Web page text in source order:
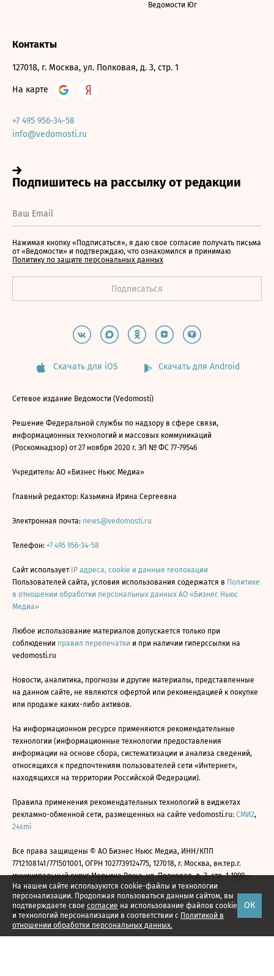
На нашем сайте используются cookie-файлы и технологии
персонализации. Продолжая пользоваться данным сайтом, вы
подтверждаете свое согласие на использование файлов cookie
и технологий персонализации в соответствии с Политикой в
отношении обработки персональных данных.
ОК
Ведомости Юг
Контакты
127018, г. Москва, ул. Полковая, д. 3, стр. 1
На карте
+7 495 956-34-58
info@vedomosti.ru
Нажимая кнопку «Подписаться», я даю свое согласие получать письма
от «Ведомости» и подтверждаю, что ознакомился и принимаю
Политику по защите персональных данных
Скачать для iOS Скачать для Android
Сетевое издание Ведомости (Vedomosti)
Решение Федеральной службы по надзору в сфере связи,
информационных технологий и массовых коммуникаций
(Роскомнадзор) от 27 ноября 2020 г. ЭЛ № ФС 77-79546
Учредитель: АО «Бизнес Ньюс Медиа»
Главный редактор: Казьмина Ирина Сергеевна
Электронная почта: news@vedomosti.ru
Телефон: +7 495 956-34-58
Сайт использует IP адреса, cookie и данные геолокации
Пользователей сайта, условия использования содержатся в Политике
в отношении обработки персональных данных АО «Бизнес Ньюс
Медиа»
Любое использование материалов допускается только при
соблюдении правил перепечатки и при наличии гиперссылки на
vedomosti.ru
Новости, аналитика, прогнозы и другие материалы, представленные
на данном сайте, не являются офертой или рекомендацией к покупке
или продаже каких-либо активов.
На информационном ресурсе применяются рекомендательные
технологии (информационные технологии предоставления
информации на основе сбора, систематизации и анализа сведений,
относящихся к предпочтениям пользователей сети «Интернет»,
находящихся на территории Российской Федерации).
Правила применения рекомендательных технологий в виджетах
рекламно-обменной сети, размещенных на сайте vedomosti.ru: СМИ2,
24smi
Все права защищены © АО Бизнес Ньюс Медиа, ИНН/КПП
7712108141/771501001, ОГРН 1027739124775, 127018, г. Москва, вн.тер.г.
муниципальный округ Марьина Роща, ул. Полковая, д. 3, стр. 1 1999—
2026